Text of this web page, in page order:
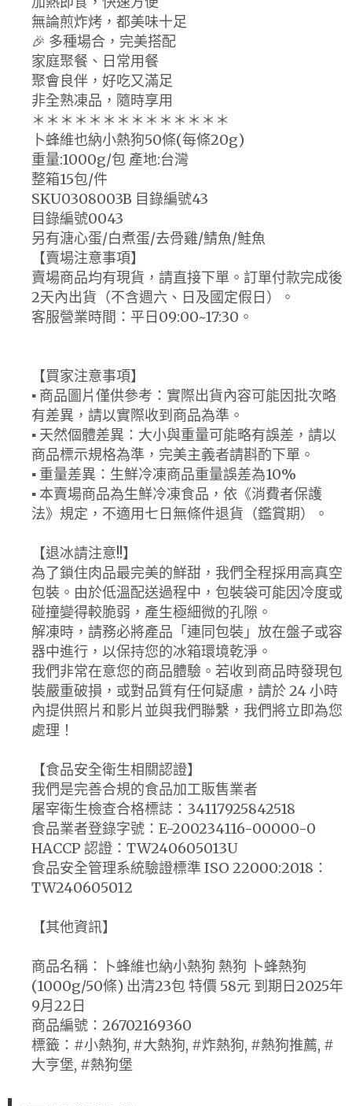
無論煎炸烤，都美味十足
🎉 多種場合，完美搭配
家庭聚餐、日常用餐
聚會良伴，好吃又滿足
非全熟凍品，隨時享用
＊＊＊＊＊＊＊＊＊＊＊＊＊＊
卜蜂維也納小熱狗50條(每條20g)
重量:1000g/包 產地:台灣
整箱15包/件
SKU0308003B 目錄編號43
目錄編號0043
另有溏心蛋/白煮蛋/去骨雞/鯖魚/鮭魚
【賣場注意事項】
賣場商品均有現貨，請直接下單。訂單付款完成後
2天內出貨（不含週六、日及國定假日）。
客服營業時間：平日09:00~17:30。
【買家注意事項】
▪ 商品圖片僅供參考：實際出貨內容可能因批次略
有差異，請以實際收到商品為準。
▪ 天然個體差異：大小與重量可能略有誤差，請以
商品標示規格為準，完美主義者請斟酌下單。
▪ 重量差異：生鮮冷凍商品重量誤差為10%
▪ 本賣場商品為生鮮冷凍食品，依《消費者保護
法》規定，不適用七日無條件退貨（鑑賞期）。
【退冰請注意!!】
為了鎖住肉品最完美的鮮甜，我們全程採用高真空
包裝。由於低溫配送過程中，包裝袋可能因冷度或
碰撞變得較脆弱，產生極細微的孔隙。
解凍時，請務必將產品「連同包裝」放在盤子或容
器中進行，以保持您的冰箱環境乾淨。
我們非常在意您的商品體驗。若收到商品時發現包
裝嚴重破損，或對品質有任何疑慮，請於 24 小時
內提供照片和影片並與我們聯繫，我們將立即為您
處理！
【食品安全衛生相關認證】
我們是完善合規的食品加工販售業者
屠宰衛生檢查合格標誌：34117925842518
食品業者登錄字號：E-200234116-00000-0
HACCP 認證：TW240605013U
食品安全管理系統驗證標準 ISO 22000:2018：
TW240605012
【其他資訊】
商品名稱：卜蜂維也納小熱狗 熱狗 卜蜂熱狗
(1000g/50條) 出清23包 特價 58元 到期日2025年
9月22日
商品編號：26702169360
標籤：#小熱狗, #大熱狗, #炸熱狗, #熱狗推薦, #
大亨堡, #熱狗堡